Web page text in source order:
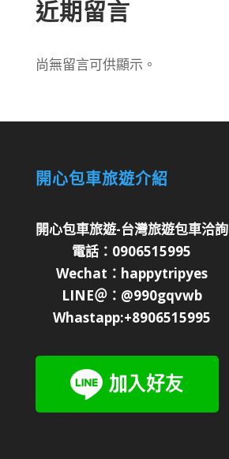
近期留言
尚無留言可供顯示。
開心包車旅遊介紹
開心包車旅遊-台灣旅遊包車洽詢
電話：0906515995
Wechat：happytripyes
LINE＠：@990gqvwb
Whastapp:+8906515995